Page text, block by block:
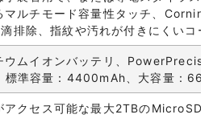
マルチモード容量性タッチ、
排除、指紋や汚れが付きにくいコー
ウムイオンバッテリ、
標準容量：4400mAh、大容量：
アクセス可能な最大2TBのMicroSD